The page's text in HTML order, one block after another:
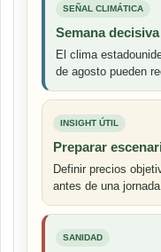
SEÑAL CLIMÁTICA
Semana
El clima
de agosto pueden
INSIGHT ÚTIL
Preparar
Definir precios
antes de una
SANIDAD